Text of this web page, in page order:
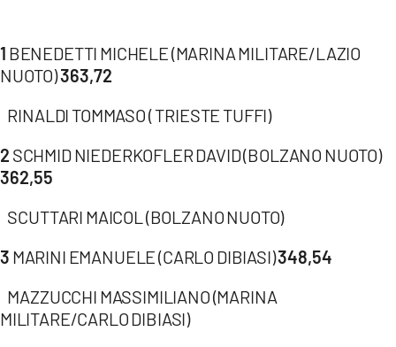
1 BENEDETTI MICHELE (MARINA MILITARE/LAZIO
NUOTO)363,72
RINALDI TOMMASO ( TRIESTE TUFFI)
2 SCHMID NIEDERKOFLER DAVID (BOLZANO NUOTO)
362,55
SCUTTARI MAICOL (BOLZANO NUOTO)
3 MARINI EMANUELE (CARLO DIBIASI)348,54
MAZZUCCHI MASSIMILIANO (MARINA
MILITARE/CARLO DIBIASI)